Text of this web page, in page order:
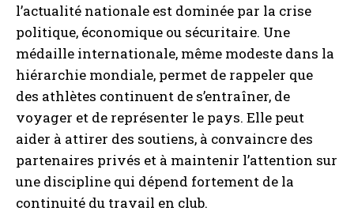
l’actualité nationale est dominée par la crise
politique, économique ou sécuritaire. Une
médaille internationale, même modeste dans la
hiérarchie mondiale, permet de rappeler que
des athlètes continuent de s’entraîner, de
voyager et de représenter le pays. Elle peut
aider à attirer des soutiens, à convaincre des
partenaires privés et à maintenir l’attention sur
une discipline qui dépend fortement de la
continuité du travail en club.